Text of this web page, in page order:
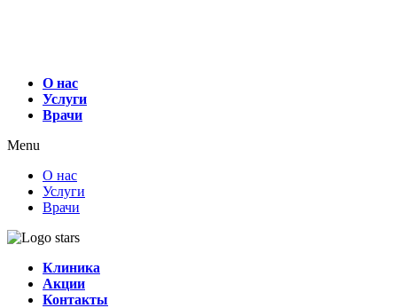
О нас
Услуги
Врачи
Menu
О нас
Услуги
Врачи
Клиника
Акции
Контакты